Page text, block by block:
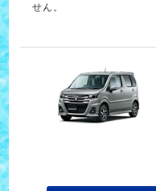
せん。